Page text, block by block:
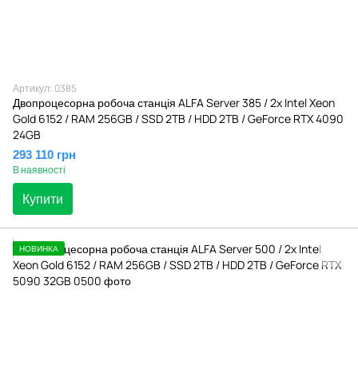
Артикул: 0385
Двопроцесорна робоча станція ALFA Server 385 / 2x Intel Xeon
Gold 6152 / RAM 256GB / SSD 2TB / HDD 2TB / GeForce RTX 4090
24GB
293 110 грн
В наявності
Купити
НОВИНКА